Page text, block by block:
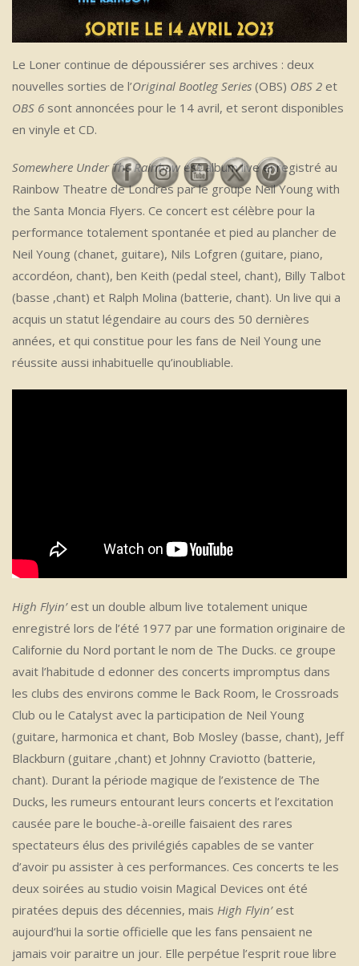
Le Loner continue de dépoussiérer ses archives : deux
nouvelles sorties de l’Original Bootleg Series (OBS) OBS 2 et
OBS 6 sont annoncées pour le 14 avril, et seront disponibles
en vinyle et CD.
Somewhere Under The Rainbow est album live enregistré au
Rainbow Theatre de Londres par le groupe Neil Young with
the Santa Moncia Flyers. Ce concert est célèbre pour la
performance totalement spontanée et pied au plancher de
Neil Young (chanet, guitare), Nils Lofgren (guitare, piano,
accordéon, chant), ben Keith (pedal steel, chant), Billy Talbot
(basse ,chant) et Ralph Molina (batterie, chant). Un live qui a
acquis un statut légendaire au cours des 50 dernières
années, et qui constitue pour les fans de Neil Young une
réussite aussi inhabituelle qu’inoubliable.
High Flyin’est un double album live totalement unique
enregistré lors de l’été 1977 par une formation originaire de
Californie du Nord portant le nom de The Ducks. ce groupe
avait l’habitude d edonner des concerts impromptus dans
les clubs des environs comme le Back Room, le Crossroads
Club ou le Catalyst avec la participation de Neil Young
(guitare, harmonica et chant, Bob Mosley (basse, chant), Jeff
Blackburn (guitare ,chant) et Johnny Craviotto (batterie,
chant). Durant la période magique de l’existence de The
Ducks, les rumeurs entourant leurs concerts et l’excitation
causée pare le bouche-à-oreille faisaient des rares
spectateurs élus des privilégiés capables de se vanter
d’avoir pu assister à ces performances. Ces concerts te les
deux soirées au studio voisin Magical Devices ont été
piratées depuis des décennies, mais High Flyin’est
aujourd’hui la sortie officielle que les fans pensaient ne
jamais voir paraitre un jour. Elle perpétue l’esprit roue libre